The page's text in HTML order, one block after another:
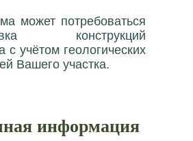
может потребоваться
конструкций
с учётом геологических
Вашего участка.
информация